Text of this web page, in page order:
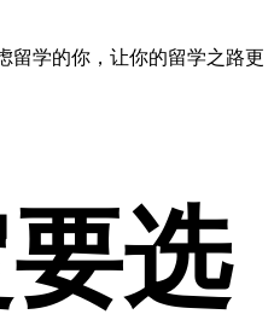
留学的你，让你的留学之路更
选